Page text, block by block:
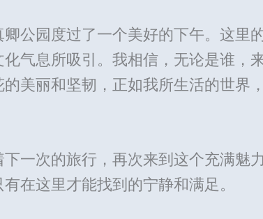
卿公园度过了一个美好的下午。这里
化气息所吸引。我相信，无论是谁，
的美丽和坚韧，正如我所生活的世界
下一次的旅行，再次来到这个充满魅
在这里才能找到的宁静和满足。